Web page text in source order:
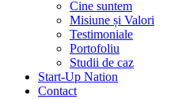
Cine suntem
Misiune și Valori
Testimoniale
Portofoliu
Studii de caz
Start-Up Nation
Contact